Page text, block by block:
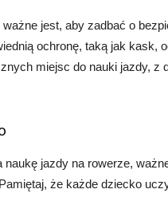
jest, aby zadbać o
ochronę, taką jak kask,
miejsc do nauki jazdy, z
jazdy na rowerze,
że każde dziecko